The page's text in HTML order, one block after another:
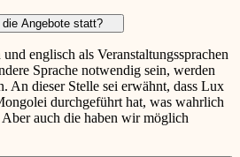
Angebote statt?
englisch als Veranstaltungssprachen
Sprache notwendig sein, werden
An dieser Stelle sei erwähnt, dass Lux
durchgeführt hat, was wahrlich
auch die haben wir möglich